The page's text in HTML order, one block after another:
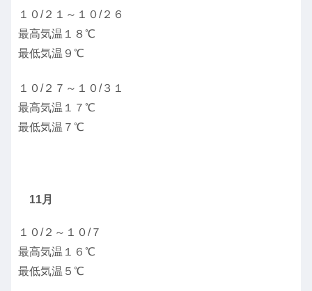
１０/２１～１０/２６
最高気温１８℃
最低気温９℃
１０/２７～１０/３１
最高気温１７℃
最低気温７℃
11月
１０/２～１０/７
最高気温１６℃
最低気温５℃